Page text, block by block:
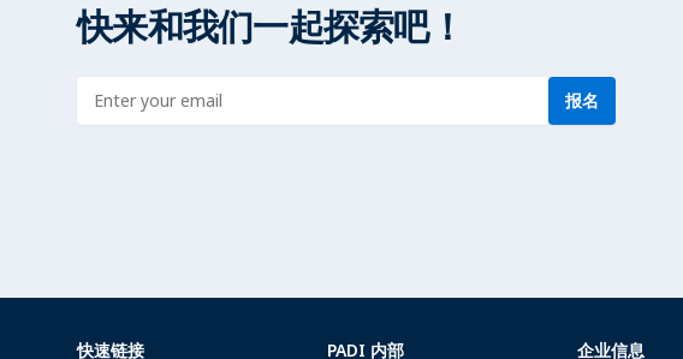
快来和我们一起探索吧！
Enter address 报名
快速链接 PADI 内部 企业信息